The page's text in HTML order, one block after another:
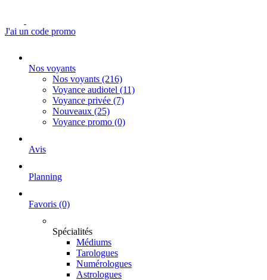
J'ai un code promo
Nos voyants
Nos voyants (216)
Voyance audiotel (11)
Voyance privée (7)
Nouveaux (25)
Voyance promo (0)
Avis
Planning
Favoris (0)
Spécialités
Médiums
Tarologues
Numérologues
Astrologues